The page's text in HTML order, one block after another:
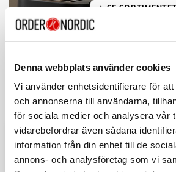
Denna webbplats använder cookies
Vi använder enhetsidentifierare för
och annonserna till användarna,
för sociala medier och analysera vår
vidarebefordrar även sådana
information från din enhet till de
annons- och analysföretag som vi
SE